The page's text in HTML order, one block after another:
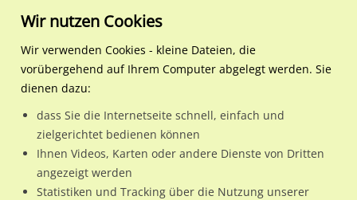
Regionale Plakatwerbung
Nordrhein-
Marl, Stadt
Victoriastr. 170/We.li.
Victoriastr. 170/We.li.
45772 / Marl, Stadt / Hüls-Nord
Wir nutzen Cookies
Wir verwenden Cookies - kleine Dateien, die
vorübergehend auf Ihrem Computer abgelegt werden. Sie
dienen dazu:
dass Sie die Internetseite schnell, einfach und
zielgerichtet bedienen können
Ihnen Videos, Karten oder andere Dienste von Dritten
angezeigt werden
Statistiken und Tracking über die Nutzung unserer